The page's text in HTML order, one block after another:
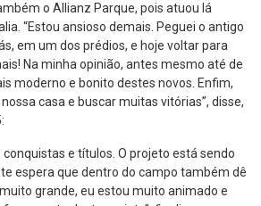
o Allianz Parque, pois atuou lá
“Estou ansioso demais. Peguei o antigo
em um dos prédios, e hoje voltar para
Na minha opinião, antes mesmo até de
moderno e bonito destes novos. Enfim,
casa e buscar muitas vitórias”, disse,
conquistas e títulos. O projeto está sendo
espera que dentro do campo também dê
grande, eu estou muito animado e